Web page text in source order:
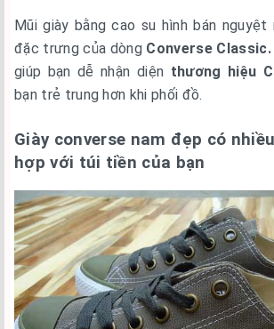
Mũi giày bằng cao su hình bán
đặc trưng của dòng Converse Classic.
giúp bạn dễ nhận diện thương hiệu
bạn trẻ trung hơn khi phối đồ.
Giày converse nam đẹp có
hợp với túi tiền của bạn